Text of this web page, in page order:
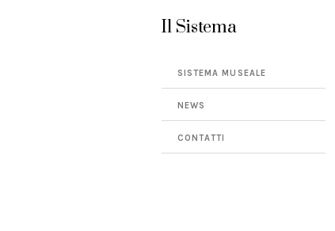
Il Sistema
SISTEMA MUSEALE
NEWS
CONTATTI